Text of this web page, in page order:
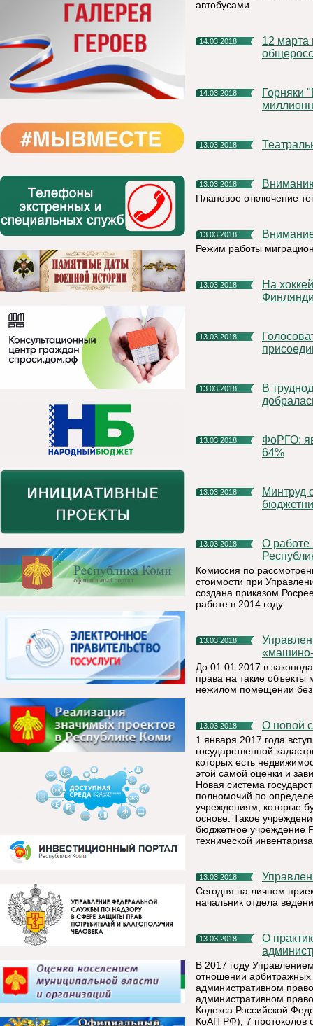
автобусами.
14.03.2018
12 марта в Республике Коми стартовал первый этап
14.03.2018
Горняки "Боксита Тимана" компании РУСАЛ добыли 40-
13.03.2018
13.03.2018
Плановое отключение
13.03.2018
Режим работы
13.03.2018
На хоккейный матч сыктывкарского "Строителя" и чемпиона
13.03.2018
Голосовать выгодно и полезно: К проекту "Я выбираю!"
13.03.2018
В труднодоступные села Вуктыла избирательная комиссия
13.03.2018
ФоРГО: явка на выборах президента России может составить
64%
13.03.2018
Минтруд объяснил существенное повышение зарплат
13.03.2018
О работе комиссии по пересмотру кадастровой стоимости в
Комиссия по
стоимости при
создана приказом
работе в 2014 году.
13.03.2018
Управление Росреестра по Республике Коми: понятия
«машино-
До 01.01.2017 в
права на такие
нежилом помещении без
13.03.2018 О
1 января 2017 года
государственной
которых есть
этой самой оценки и
Новая система
полномочий по
учреждениям, которые
основе. Такое
бюджетное учреждение
технической
13.03.2018
Сегодня на личном
начальник отдела
13.03.2018
О практике привлечения арбитражных управляющих к
В 2017 году
отношении
административном
административном
Кодекса Российской
КоАП РФ), 7 протоколов